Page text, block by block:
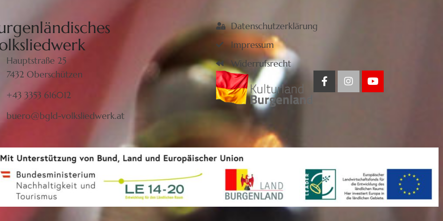
Hauptstraße 25
7432 Oberschützen
+43 3353 616012
buero@bgld-volksliedwerk.at
Datenschutzerklärung
Impressum
Widerrufsrecht